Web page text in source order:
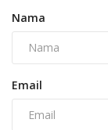
Nama
Email